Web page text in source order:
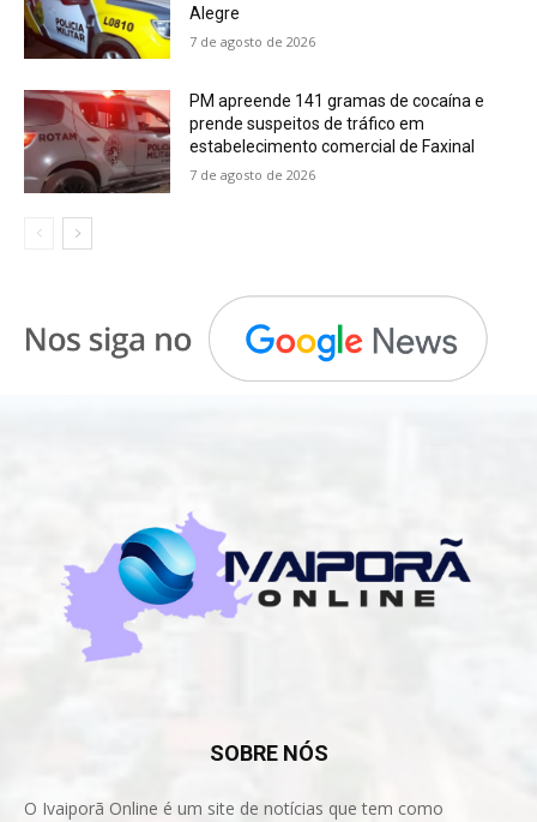
Alegre
7 de agosto de 2026
PM apreende 141 gramas de cocaína e
prende suspeitos de tráfico em
estabelecimento comercial de Faxinal
7 de agosto de 2026
SOBRE NÓS
O Ivaiporã Online é um site de notícias que tem como